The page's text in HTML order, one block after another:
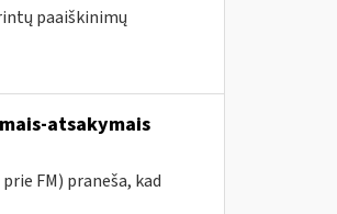
paaiškinimų
atsakymais
FM) praneša, kad